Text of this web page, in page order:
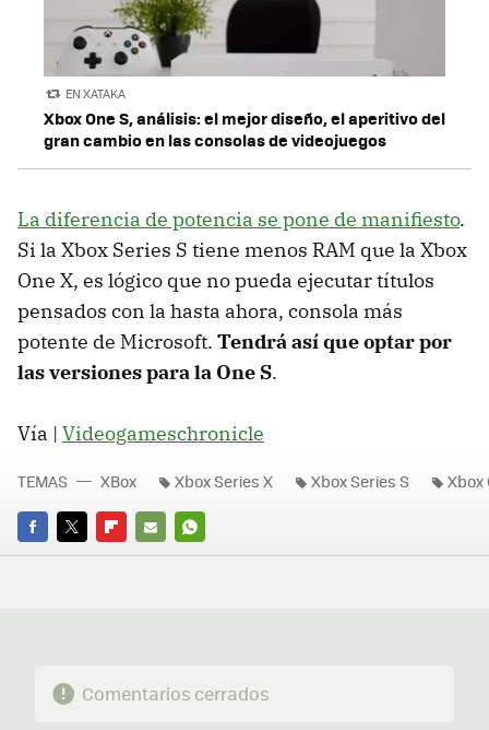
EN XATAKA
Xbox One S, análisis: el mejor diseño, el aperitivo del
gran cambio en las consolas de videojuegos
La diferencia de potencia se pone de manifiesto.
Si la Xbox Series S tiene menos RAM que la Xbox
One X, es lógico que no pueda ejecutar títulos
pensados con la hasta ahora, consola más
potente de Microsoft. Tendrá así que optar por
las versiones para la One S.
Vía | Videogameschronicle
FACEBOOK
TWITTERFLIPBOARD
E-
WHATSAPP
TEMAS XBox Xbox Series X Xbox Series S Xbox
Comentarios cerrados